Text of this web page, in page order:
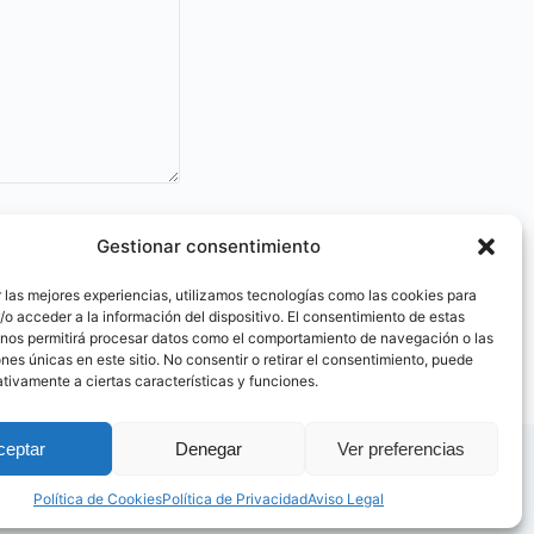
Gestionar consentimiento
las mejores experiencias, utilizamos tecnologías como las cookies para
o acceder a la información del dispositivo. El consentimiento de estas
permitirá procesar datos como el comportamiento de navegación o las
únicas en este sitio. No consentir o retirar el consentimiento, puede
a ciertas características y funciones.
Denegar Ver preferencias
Política de CookiesPolítica de PrivacidadAviso Legal